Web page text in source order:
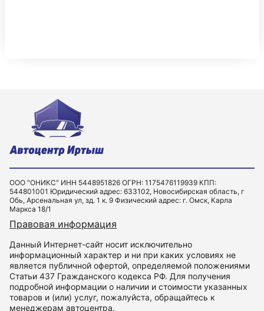
ООО "ОНИКС" ИНН 5448951826 ОГРН: 1175476119939 КПП:
544801001 Юридический адрес: 633102, Новосибирская область, г
Обь, Арсенальная ул, зд. 1 к. 9 Физический адрес: г. Омск, Карла
Маркса 18/1
Правовая информация
Данный Интернет-сайт носит исключительно
информационный характер и ни при каких условиях не
является публичной офертой, определяемой положениями
Статьи 437 Гражданского кодекса РФ. Для получения
подробной информации о наличии и стоимости указанных
товаров и (или) услуг, пожалуйста, обращайтесь к
менеджерам автоцентра.